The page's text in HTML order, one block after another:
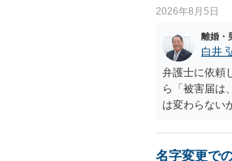
2026年8月5日
離婚・
白井
弁護士に依頼
ら「被害届は
は変わらない
す。 一度、最
ご参考まで。
名字変更で